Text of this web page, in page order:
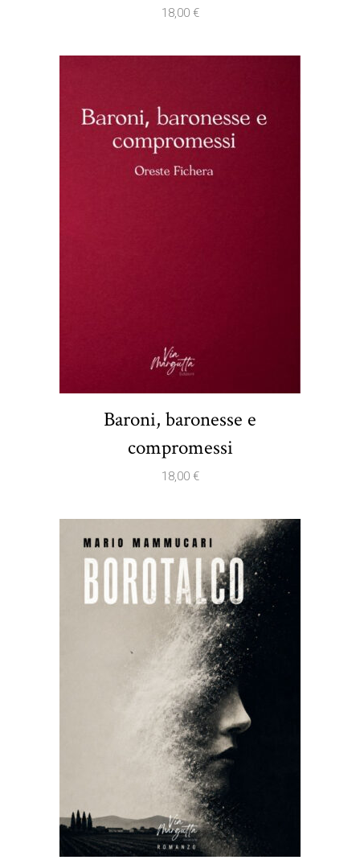
18,00 €
Baroni, baronesse e
compromessi
18,00 €